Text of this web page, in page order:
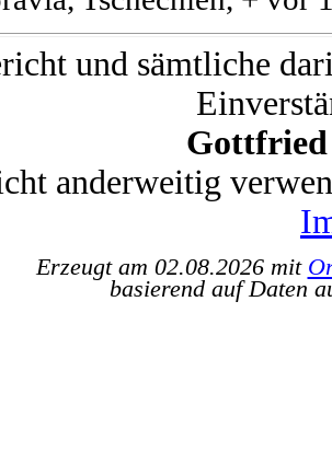
und sämtliche
Gottfried
anderweitig
Erzeugt am 02.08.2026 mit
basierend auf Daten